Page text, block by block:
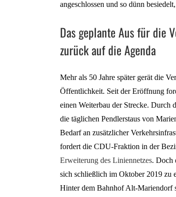
angeschlossen und so dünn
Das geplante Aus für die
zurück auf die Agenda
Mehr als 50 Jahre später gerät die
Öffentlichkeit. Seit der Eröffnung
einen Weiterbau der Strecke. Durch
die täglichen Pendlerstaus von
Bedarf an zusätzlicher
fordert die CDU-Fraktion in der
Erweiterung des Liniennetzes. Doch
sich schließlich im Oktober 2019 zu
Hinter dem Bahnhof Alt-Mariendorf